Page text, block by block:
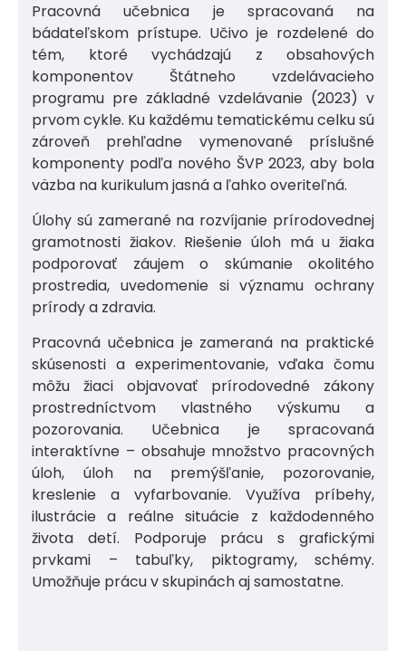
Pracovná učebnica je spracovaná na
bádateľskom prístupe. Učivo je rozdelené do
tém, ktoré vychádzajú z obsahových
komponentov Štátneho vzdelávacieho
programu pre základné vzdelávanie (2023) v
prvom cykle. Ku každému tematickému celku sú
zároveň prehľadne vymenované príslušné
komponenty podľa nového ŠVP 2023, aby bola
väzba na kurikulum jasná a ľahko overiteľná.
Úlohy sú zamerané na rozvíjanie prírodovednej
gramotnosti žiakov. Riešenie úloh má u žiaka
podporovať záujem o skúmanie okolitého
prostredia, uvedomenie si významu ochrany
prírody a zdravia.
Pracovná učebnica je zameraná na praktické
skúsenosti a experimentovanie, vďaka čomu
môžu žiaci objavovať prírodovedné zákony
prostredníctvom vlastného výskumu a
pozorovania. Učebnica je spracovaná
interaktívne – obsahuje množstvo pracovných
úloh, úloh na premýšľanie, pozorovanie,
kreslenie a vyfarbovanie. Využíva príbehy,
ilustrácie a reálne situácie z každodenného
života detí. Podporuje prácu s grafickými
prvkami – tabuľky, piktogramy, schémy.
Umožňuje prácu v skupinách aj samostatne.